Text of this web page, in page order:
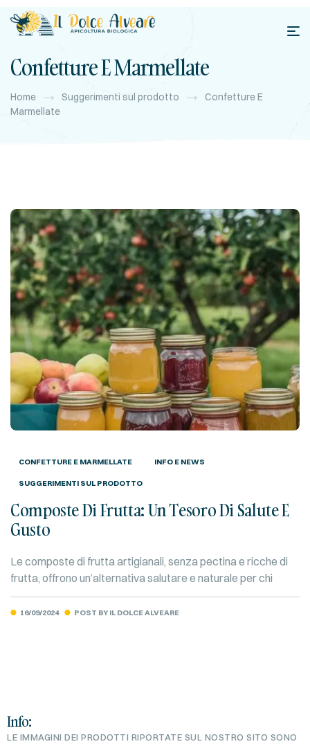
Confetture E Marmellate
Home Suggerimenti sul prodotto
Confetture E
Marmellate
CONFETTURE E MARMELLATE INFO E NEWS
SUGGERIMENTI SUL PRODOTTO
Composte Di Frutta: Un Tesoro Di Salute E
Gusto
Le composte di frutta artigianali, senza pectina e ricche di
frutta, offrono un’alternativa salutare e naturale per chi
cerca sapori autentici e qualità superiore. Ideali per
colazione, dolci o abbinamenti…
16/09/2024 POST BY IL DOLCE ALVEARE
Info:
LE IMMAGINI DEI PRODOTTI RIPORTATE SUL NOSTRO SITO SONO